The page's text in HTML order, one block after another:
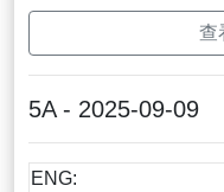
查
5A - 2025-09-09
ENG: